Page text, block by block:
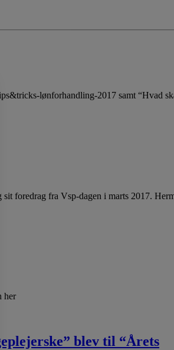
lønforhandling-2017 samt “Hvad
foredrag fra Vsp-dagen i marts 2017.
her
blev til “Årets